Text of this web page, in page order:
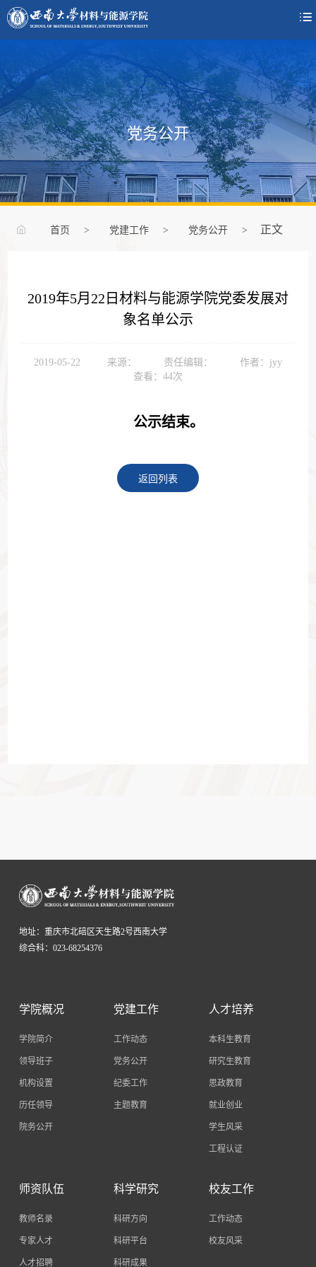

党务公开
首页 > 党建工作 > 党务公开 > 正文
2019年5月22日材料与能源学院党委发展对
象名单公示
2019-05-22 来源： 责任编辑：
作者：jyy
查看： 44次
公示结束。
返回列表
地址：重庆市北碚区天生路2号西南大学
综合科：023-68254376
学院概况
学院简介
领导班子
机构设置
历任领导
院务公开
党建工作
工作动态
党务公开
纪委工作
主题教育
人才培养
本科生教育
研究生教育
思政教育
就业创业
学生风采
工程认证
师资队伍
教师名录
专家人才
人才招聘
科学研究
科研方向
科研平台
科研成果
校友工作
工作动态
校友风采